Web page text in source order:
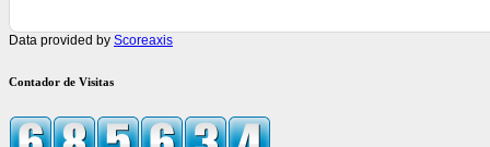
Data provided by Scoreaxis
Contador de Visitas